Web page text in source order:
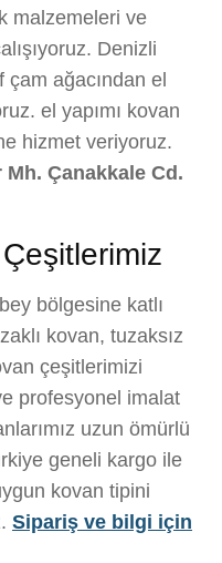
malzemeleri ve
Denizli
çam ağacından el
el yapımı kovan
hizmet veriyoruz.
Mh. Çanakkale Cd.
bölgesine katlı
kovan, tuzaksız
çeşitlerimizi
profesyonel imalat
uzun ömürlü
geneli kargo ile
kovan tipini
Sipariş ve bilgi için